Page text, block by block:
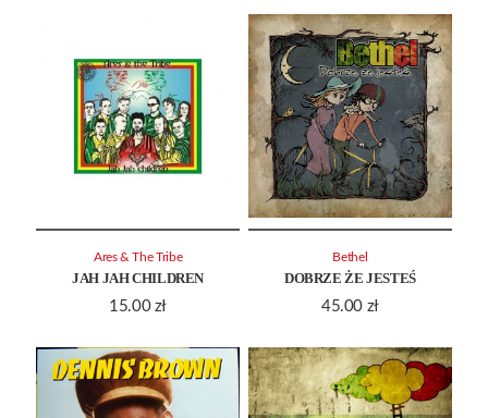
JAH JAH CHILDREN
15.00 zł
Ares & The Tribe
DOBRZE ŻE JESTEŚ
45.00 zł
Bethel